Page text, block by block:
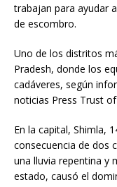
trabajan para ayudar
de escombro.
Uno de los distritos
Pradesh, donde los
cadáveres, según
noticias Press Trust
En la capital, Shimla,
consecuencia de dos
una lluvia repentina y
estado, causó el